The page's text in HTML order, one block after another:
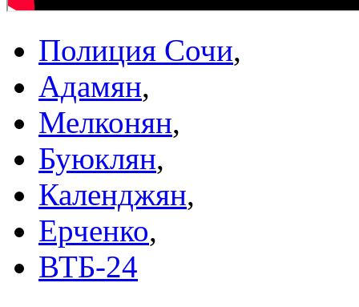
Полиция Сочи,
Адамян,
Мелконян,
Буюклян,
Календжян,
Ерченко,
ВТБ-24